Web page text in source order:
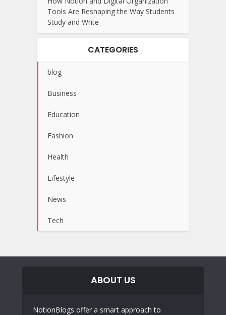
Tools Are Reshaping the Way Students
Study and Write
CATEGORIES
blog
Business
Education
Fashion
Health
Lifestyle
News
Tech
ABOUT US
NotionBlogs offer a smart approach to